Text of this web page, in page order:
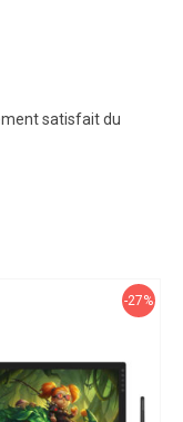
satisfait du
-27%